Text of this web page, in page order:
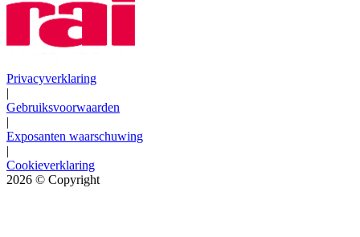
Privacyverklaring
|
Gebruiksvoorwaarden
|
Exposanten waarschuwing
|
Cookieverklaring
2026 © Copyright